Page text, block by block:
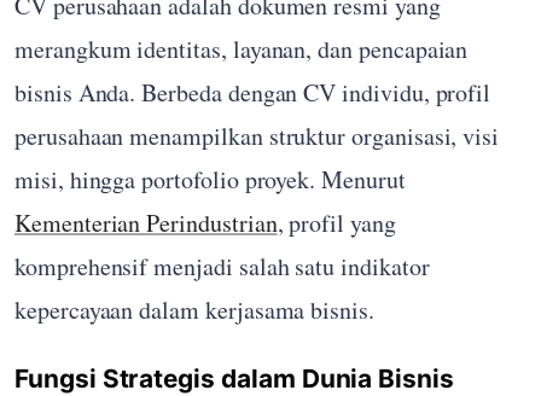
merangkum identitas, layanan, dan pencapaian
bisnis Anda. Berbeda dengan CV individu, profil
perusahaan menampilkan struktur organisasi, visi
misi, hingga portofolio proyek. Menurut
Kementerian Perindustrian, profil yang
komprehensif menjadi salah satu indikator
kepercayaan dalam kerjasama bisnis.
Fungsi Strategis dalam Dunia Bisnis